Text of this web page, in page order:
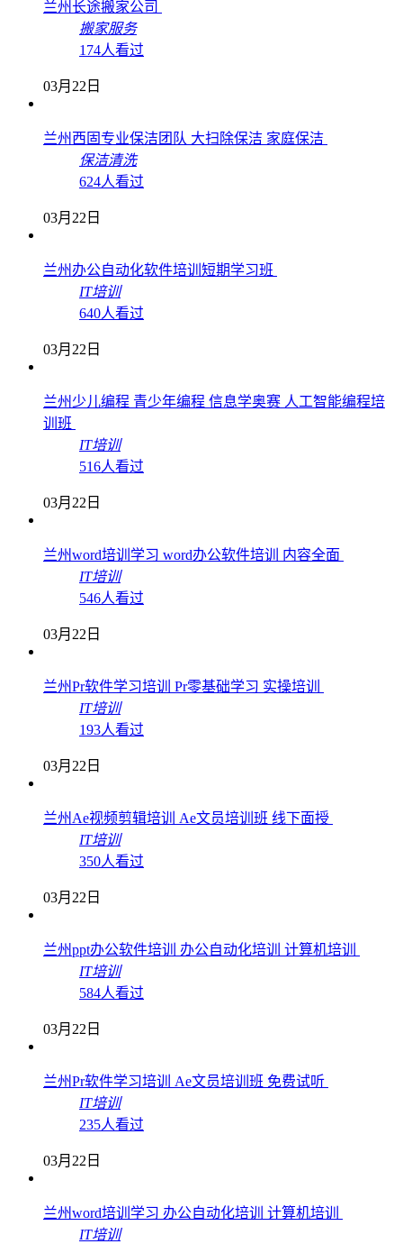
兰州长途搬家公司
搬家服务
174人看过
03月22日
兰州西固专业保洁团队 大扫除保洁 家庭保洁
保洁清洗
624人看过
03月22日
兰州办公自动化软件培训短期学习班
IT培训
640人看过
03月22日
兰州少儿编程 青少年编程 信息学奥赛 人工智能编程培
训班
IT培训
516人看过
03月22日
兰州word培训学习 word办公软件培训 内容全面
IT培训
546人看过
03月22日
兰州Pr软件学习培训 Pr零基础学习 实操培训
IT培训
193人看过
03月22日
兰州Ae视频剪辑培训 Ae文员培训班 线下面授
IT培训
350人看过
03月22日
兰州ppt办公软件培训 办公自动化培训 计算机培训
IT培训
584人看过
03月22日
兰州Pr软件学习培训 Ae文员培训班 免费试听
IT培训
235人看过
03月22日
兰州word培训学习 办公自动化培训 计算机培训
IT培训